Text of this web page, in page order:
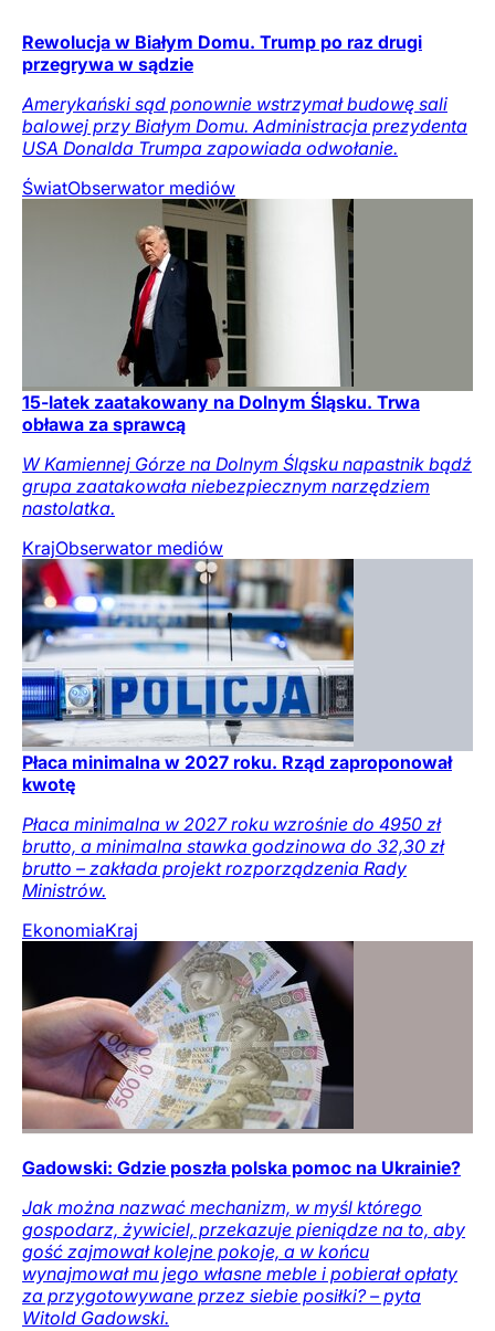
Rewolucja w Białym Domu. Trump po raz drugi
przegrywa w sądzie
Amerykański sąd ponownie wstrzymał budowę sali
balowej przy Białym Domu. Administracja prezydenta
USA Donalda Trumpa zapowiada odwołanie.
ŚwiatObserwator mediów
15-latek zaatakowany na Dolnym Śląsku. Trwa
obława za sprawcą
W Kamiennej Górze na Dolnym Śląsku napastnik bądź
grupa zaatakowała niebezpiecznym narzędziem
nastolatka.
KrajObserwator mediów
Płaca minimalna w 2027 roku. Rząd zaproponował
kwotę
Płaca minimalna w 2027 roku wzrośnie do 4950 zł
brutto, a minimalna stawka godzinowa do 32,30 zł
brutto – zakłada projekt rozporządzenia Rady
Ministrów.
EkonomiaKraj
Gadowski: Gdzie poszła polska pomoc na Ukrainie?
Jak można nazwać mechanizm, w myśl którego
gospodarz, żywiciel, przekazuje pieniądze na to, aby
gość zajmował kolejne pokoje, a w końcu
wynajmował mu jego własne meble i pobierał opłaty
za przygotowywane przez siebie posiłki? – pyta
Witold Gadowski.